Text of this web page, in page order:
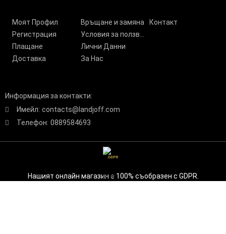
Моят Профил
Регистрация
Плащане
Доставка
Връщане и замяна
Условия за ползване
Лични Данни
За Нас
Контакт
Информация за контакти:
Имейл: contacts@landjoff.com
Телефон: 0889584693
GDPR
Нашият онлайн магазин е 100% съобразен с GDPR.